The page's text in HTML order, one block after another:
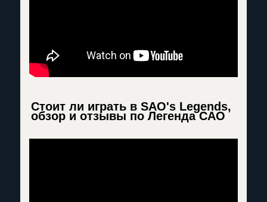
Стоит ли играть в SAO's Legends,
обзор и отзывы по Легенда САО